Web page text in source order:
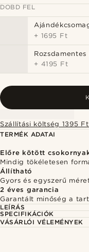
DOBD FEL
+ 1695 Ft
+ 4195 Ft
TERMÉK ADATAI
Előre kötött
Mindig tökéletesen
Állítható
Gyors és egyszerű
2 éves garancia
Garantált minőség a
LEÍRÁS
SPECIFIKÁCIÓK
VÁSÁRLÓI VÉLEMÉNYEK